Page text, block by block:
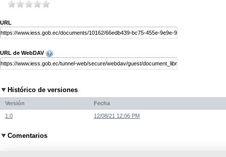
URL
URL de WebDAV
Histórico de versiones
Versión Fecha
1.0 12/08/21 12:06 PM
Comentarios